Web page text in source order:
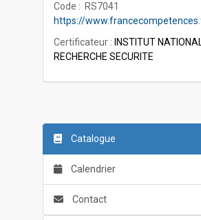
Code : RS7041
https://
Certificateur : INSTITUT
RECHERCHE SECURITE
Catalogue
Calendrier
Contact